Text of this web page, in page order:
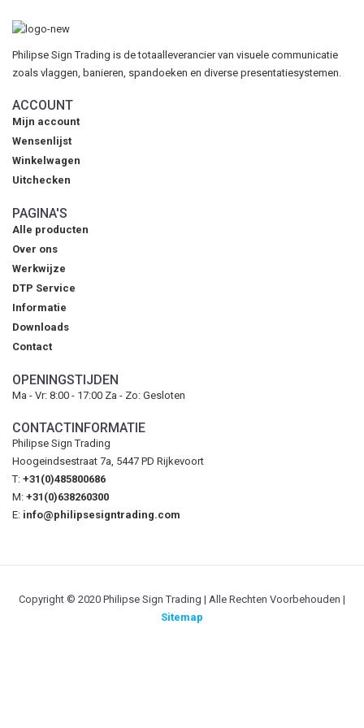
Philipse Sign Trading is de totaalleverancier van visuele communicatie
zoals vlaggen, banieren, spandoeken en diverse presentatiesystemen.
ACCOUNT
Mijn account
Wensenlijst
Winkelwagen
Uitchecken
PAGINA'S
Alle producten
Over ons
Werkwijze
DTP Service
Informatie
Downloads
Contact
OPENINGSTIJDEN
Ma - Vr: 8:00 - 17:00 Za - Zo: Gesloten
CONTACTINFORMATIE
Philipse Sign Trading
Hoogeindsestraat 7a, 5447 PD Rijkevoort
T: +31(0)485800686
M: +31(0)638260300
E: info@philipsesigntrading.com
Copyright © 2020 Philipse Sign Trading | Alle Rechten Voorbehouden |
Sitemap